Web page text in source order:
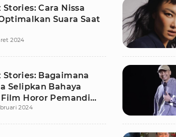
Cara Nissa
Suara Saat
2024
Stories: Bagaimana
Selipkan Bahaya
Film Horor Pemandi
2024